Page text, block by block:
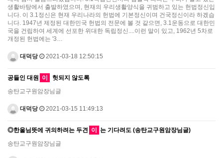
생활바탕에서 출발하였으며, 현재의 우리생활양식을 귀범하고 있는 헌법정신입
니다. 이 3.1정신은 현재 우리나라의 헌법에 기본정신이며 건국정신이라 하겠습
니다. 1947년 제정된 대한민국 헌법의 전문에 볼 것 같으면, 3.1운동으로 대한민
국을 건립하여 세계에 선포한 위대한 독립정신....이런 말이 있고, 1962년 5차로
개정된 헌법에는 '3…
대덕당 2021-03-18 12:50:15
공들인 대원 이
헛되지 않도록
송탄교구원암장님글
대덕당 2021-03-15 11:49:13
◎한울님뜻에 귀의하려는 두견 이 는 기다려도 (송탄교구원암장님글)
송탄교구원암장님글